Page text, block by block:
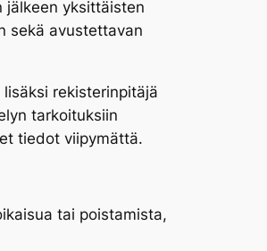
jälkeen yksittäisten
sekä avustettavan
rekisterinpitäjä
tarkoituksiin
tiedot viipymättä.
tai poistamista,